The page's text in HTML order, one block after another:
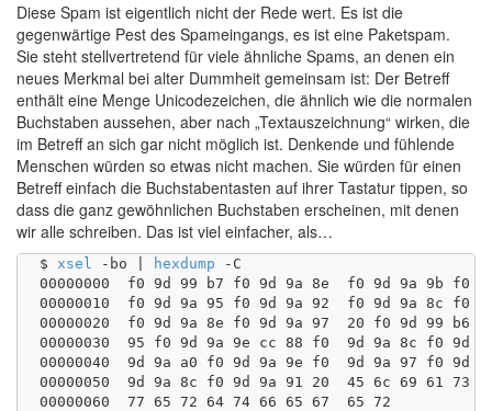
Diese Spam ist eigentlich nicht der Rede wert. Es ist die
gegenwärtige Pest des Spameingangs, es ist eine Paketspam.
Sie steht stellvertretend für viele ähnliche Spams, an denen ein
neues Merkmal bei alter Dummheit gemeinsam ist: Der Betreff
enthält eine Menge Unicodezeichen, die ähnlich wie die normalen
Buchstaben aussehen, aber nach „Textauszeichnung“ wirken, die
im Betreff an sich gar nicht möglich ist. Denkende und fühlende
Menschen würden so etwas nicht machen. Sie würden für einen
Betreff einfach die Buchstabentasten auf ihrer Tastatur tippen, so
dass die ganz gewöhnlichen Buchstaben erscheinen, mit denen
wir alle schreiben. Das ist viel einfacher, als…
$ xsel -bo | hexdump -C
00000000  f0 9d 99 b7 f0 9d 9a 8e  f0 9d 9a 9b f0
00000010  f0 9d 9a 95 f0 9d 9a 92  f0 9d 9a 8c f0
00000020  f0 9d 9a 8e f0 9d 9a 97  20 f0 9d 99
00000030  95 f0 9d 9a 9e cc 88 f0  9d 9a 8c f0 9d
00000040  9d 9a a0 f0 9d 9a 9e f0  9d 9a 97 f0 9d
00000050  9d 9a 8c f0 9d 9a 91 20  45 6c 69 61 73
00000060  77 65 72 64 74 66 65 67  65 72